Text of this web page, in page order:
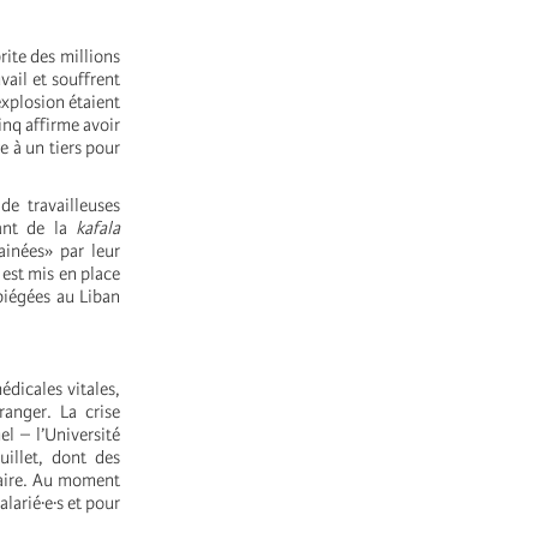
des millions
et souffrent
étaient
affirme avoir
à un tiers pour
travailleuses
de la kafala
par leur
mis en place
au Liban
vitales,
La crise
– l’Université
dont des
Au moment
et pour